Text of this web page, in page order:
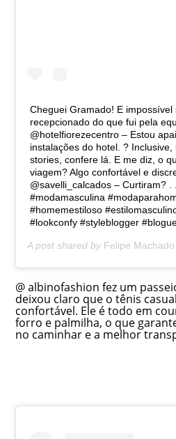
Cheguei Gramado! E impossível
recepcionado do que fui pela
@hotelfiorezecentro – Estou
instalações do hotel. ?
stories, confere lá. E me diz, o
viagem? Algo confortável e
@savelli_calcados – Curtiram? .
#modamasculina
#homemestiloso
#lookconfy #styleblogger
A post shared by Felipe
@ albinofashion fez um
deixou claro que o tênis
confortável. Ele é todo em
forro e palmilha, o que
no caminhar e a melhor